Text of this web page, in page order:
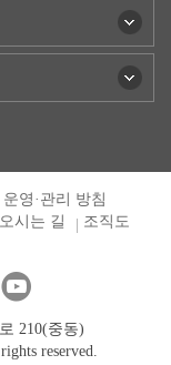
영·관리 방침
시는 길
조직도
210(중동)
reserved.